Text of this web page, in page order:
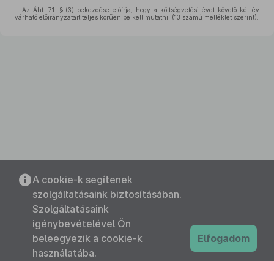
Az Áht. 71. §.(3) bekezdése előírja, hogy a költségvetési évet követő két év
várható előirányzatait teljes körűen be kell mutatni. (13 számú melléklet szerint).
A cookie-k segítenek
szolgáltatásaink biztosításában.
Szolgáltatásaink
igénybevételével Ön
beleegyezik a cookie-k
használatába.
Elfogadom